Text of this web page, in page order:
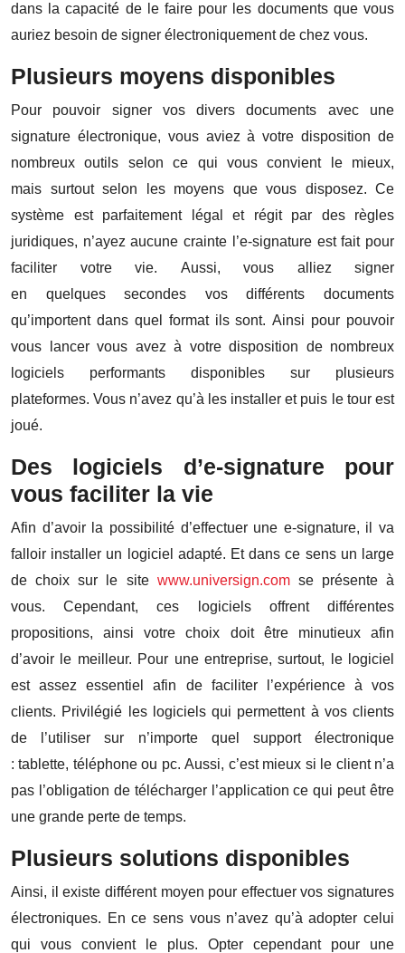
dans la capacité de le faire pour les documents que vous
auriez besoin de signer électroniquement de chez vous.
Plusieurs moyens disponibles
Pour pouvoir signer vos divers documents avec une
signature électronique, vous aviez à votre disposition de
nombreux outils selon ce qui vous convient le mieux,
mais surtout selon les moyens que vous disposez. Ce
système est parfaitement légal et régit par des règles
juridiques, n’ayez aucune crainte l’e-signature est fait pour
faciliter votre vie. Aussi, vous alliez signer
en quelques secondes vos différents documents
qu’importent dans quel format ils sont. Ainsi pour pouvoir
vous lancer vous avez à votre disposition de nombreux
logiciels performants disponibles sur plusieurs
plateformes. Vous n’avez qu’à les installer et puis le tour est
joué.
Des logiciels d’e-signature pour
vous faciliter la vie
Afin d’avoir la possibilité d’effectuer une e-signature, il va
falloir installer un logiciel adapté. Et dans ce sens un large
de choix sur le site www.universign.comse présente à
vous. Cependant, ces logiciels offrent différentes
propositions, ainsi votre choix doit être minutieux afin
d’avoir le meilleur. Pour une entreprise, surtout, le logiciel
est assez essentiel afin de faciliter l’expérience à vos
clients. Privilégié les logiciels qui permettent à vos clients
de l’utiliser sur n’importe quel support électronique
: tablette, téléphone ou pc. Aussi, c’est mieux si le client n’a
pas l’obligation de télécharger l’application ce qui peut être
une grande perte de temps.
Plusieurs solutions disponibles
Ainsi, il existe différent moyen pour effectuer vos signatures
électroniques. En ce sens vous n’avez qu’à adopter celui
qui vous convient le plus. Opter cependant pour une